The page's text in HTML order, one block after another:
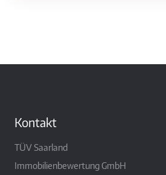
Kontakt
TÜV Saarland
Immobilienbewertung GmbH